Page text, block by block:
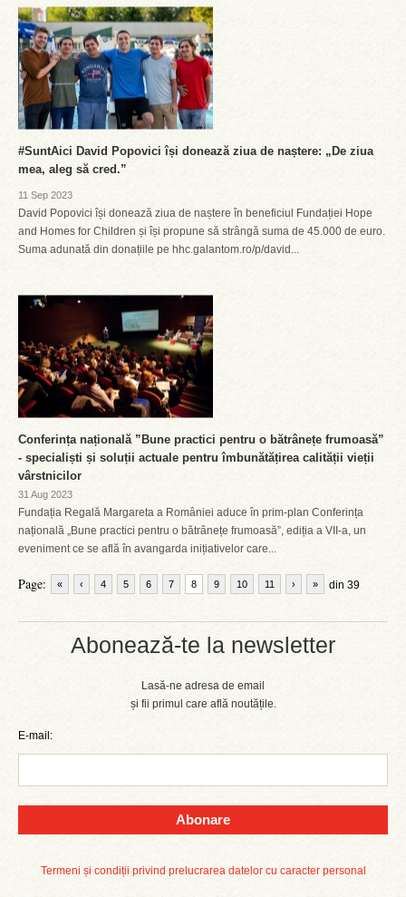
Abonează-te la newsletter
Lasă-ne adresa de email
și fii primul care află noutățile.
E-mail:
Abonare
Termeni și condiții privind prelucrarea datelor cu caracter personal
#SuntAici David Popovici își donează ziua de naștere: „De ziua
mea, aleg să cred.”
11 Sep 2023
David Popovici își donează ziua de naștere în beneficiul Fundației Hope
and Homes for Children și își propune să strângă suma de 45.000 de euro.
Suma adunată din donațiile pe hhc.galantom.ro/p/david...
Conferința națională ”Bune practici pentru o bătrânețe frumoasă”
- specialiști și soluții actuale pentru îmbunătățirea calității vieții
vârstnicilor
31 Aug 2023
Fundația Regală Margareta a României aduce în prim-plan Conferința
națională „Bune practici pentru o bătrânețe frumoasă”, ediția a VII-a, un
eveniment ce se află în avangarda inițiativelor care...
Page: « ‹ 4 5 6 7 8 9 10 11 din 39
› »